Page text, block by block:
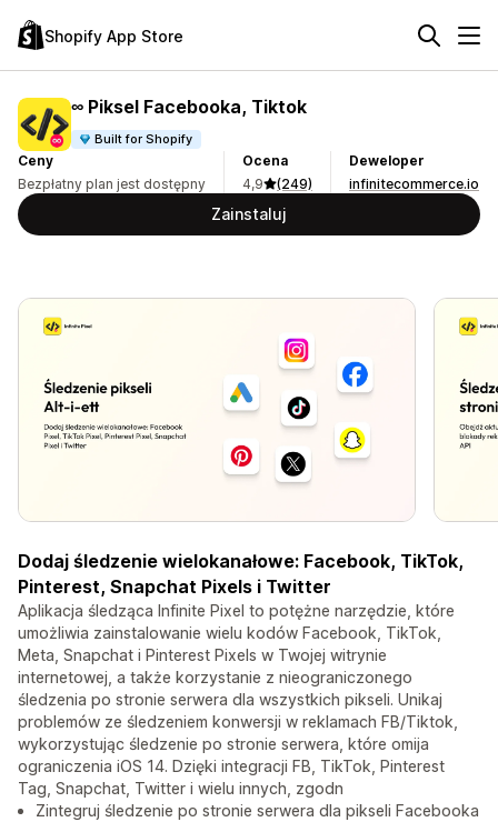
Shopify App Store
∞ Piksel Facebooka, Tiktok
Built for Shopify
Ceny
Bezpłatny plan jest dostępny
Ocena
4,9
(249)
Deweloper
infinitecommerce.io
Zainstaluj
Dodaj śledzenie wielokanałowe: Facebook, TikTok,
Pinterest, Snapchat Pixels i Twitter
Aplikacja śledząca Infinite Pixel to potężne narzędzie, które
umożliwia zainstalowanie wielu kodów Facebook, TikTok,
Meta, Snapchat i Pinterest Pixels w Twojej witrynie
internetowej, a także korzystanie z nieograniczonego
śledzenia po stronie serwera dla wszystkich pikseli. Unikaj
problemów ze śledzeniem konwersji w reklamach FB/Tiktok,
wykorzystując śledzenie po stronie serwera, które omija
ograniczenia iOS 14. Dzięki integracji FB, TikTok, Pinterest
Tag, Snapchat, Twitter i wielu innych, zgodn
Zintegruj śledzenie po stronie serwera dla pikseli Facebooka